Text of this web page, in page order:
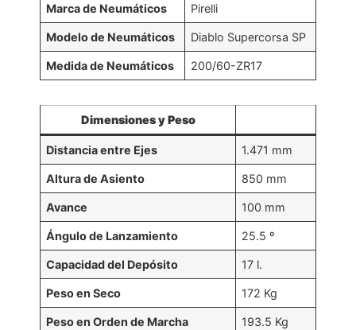
Marca de Neumáticos Pirelli
Modelo de Neumáticos Diablo Supercorsa SP
Medida de Neumáticos 200/60-ZR17
Dimensiones y Peso
Distancia entre Ejes 1.471 mm
Altura de Asiento 850 mm
Avance 100 mm
Ángulo de Lanzamiento 25.5 º
Capacidad del Depósito 17 l.
Peso en Seco 172 Kg
Peso en Orden de Marcha 193.5 Kg